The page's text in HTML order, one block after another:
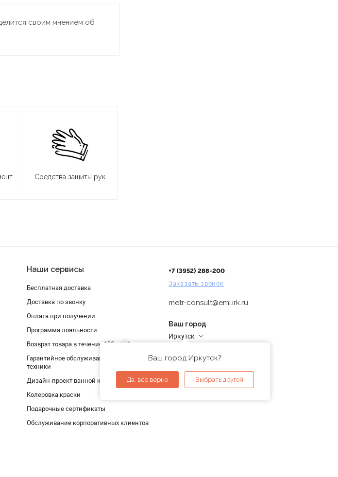
своим мнением об
Средства защиты рук
Наши сервисы
Бесплатная доставка
Доставка по звонку
Оплата при получении
Программа лояльности
Возврат товара в течение 120 дней
Гарантийное обслуживание и проверка
техники
Дизайн-проект ванной комнаты
Колеровка краски
Подарочные сертификаты
Обслуживание корпоративных клиентов
+7 (3952) 288-200
Заказать звонок
metr-consult@emi.irk.ru
Ваш город
Иркутск
Ваш город Иркутск?
Да, все верно Выбрать другой